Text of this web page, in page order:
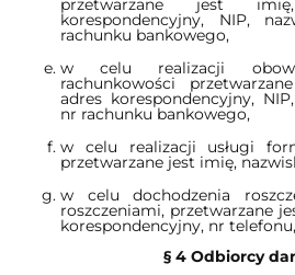
przetwarzane jest
korespondencyjny, NIP,
rachunku bankowego,
w celu realizacji
rachunkowości
adres korespondencyjny,
nr rachunku bankowego,
w celu realizacji usługi
przetwarzane jest imię,
w celu dochodzenia
roszczeniami, przetwarzane
korespondencyjny, nr
§ 4 Odbiorcy